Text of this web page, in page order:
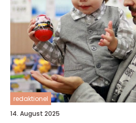
redaktionel
14. August 2025